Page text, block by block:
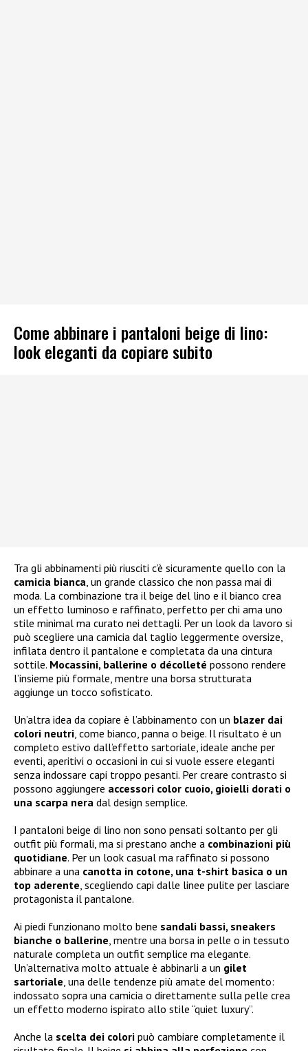
Come abbinare i pantaloni beige di lino:
look eleganti da copiare subito
Tra gli abbinamenti più riusciti c’è sicuramente quello con la
camicia bianca, un grande classico che non passa mai di
moda. La combinazione tra il beige del lino e il bianco crea
un effetto luminoso e raffinato, perfetto per chi ama uno
stile minimal ma curato nei dettagli. Per un look da lavoro si
può scegliere una camicia dal taglio leggermente oversize,
infilata dentro il pantalone e completata da una cintura
sottile. Mocassini, ballerine o décolleté possono rendere
l’insieme più formale, mentre una borsa strutturata
aggiunge un tocco sofisticato.
Un’altra idea da copiare è l’abbinamento con un blazer dai
colori neutri, come bianco, panna o beige. Il risultato è un
completo estivo dall’effetto sartoriale, ideale anche per
eventi, aperitivi o occasioni in cui si vuole essere eleganti
senza indossare capi troppo pesanti. Per creare contrasto si
possono aggiungere accessori color cuoio, gioielli dorati o
una scarpa nera dal design semplice.
I pantaloni beige di lino non sono pensati soltanto per gli
outfit più formali, ma si prestano anche a combinazioni più
quotidiane. Per un look casual ma raffinato si possono
abbinare a una canotta in cotone, una t-shirt basica o un
top aderente, scegliendo capi dalle linee pulite per lasciare
protagonista il pantalone.
Ai piedi funzionano molto bene sandali bassi, sneakers
bianche o ballerine, mentre una borsa in pelle o in tessuto
naturale completa un outfit semplice ma elegante.
Un’alternativa molto attuale è abbinarli a un gilet
sartoriale, una delle tendenze più amate del momento:
indossato sopra una camicia o direttamente sulla pelle crea
un effetto moderno ispirato allo stile “quiet luxury”.
Anche la scelta dei colori può cambiare completamente il